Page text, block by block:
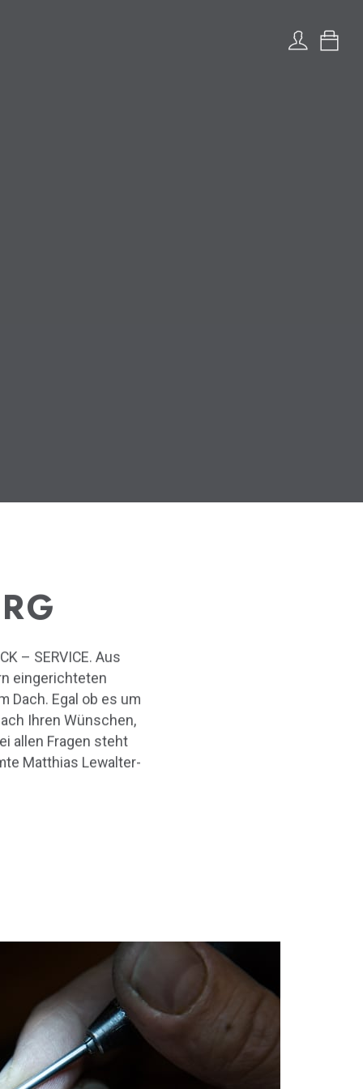
– SERVICE. Aus
eingerichteten
Dach. Egal ob es um
Ihren Wünschen,
allen Fragen steht
Matthias Lewalter-